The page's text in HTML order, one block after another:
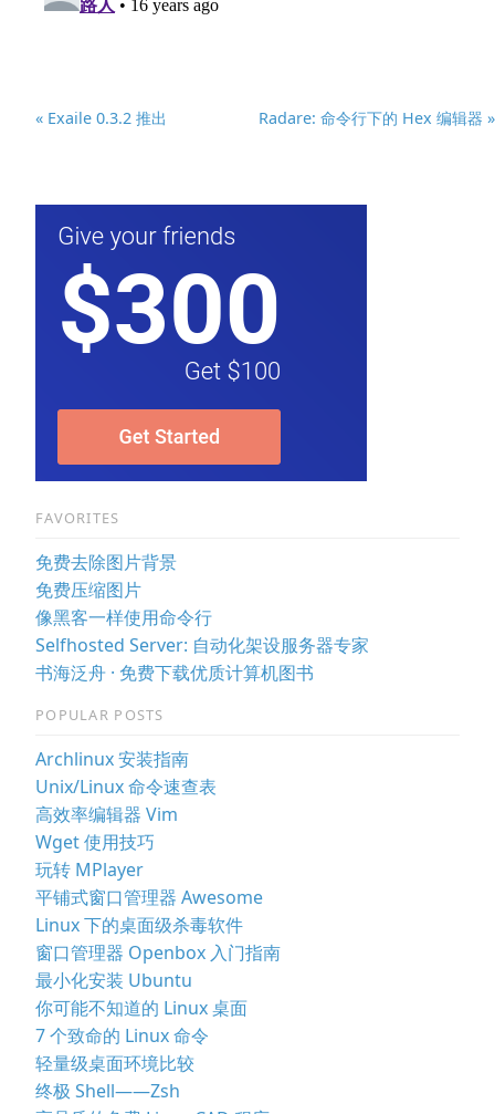
« Exaile 0.3.2 推出 Radare: 命令行下的 Hex 编辑器 »
FAVORITES
免费去除图片背景
免费压缩图片
像黑客一样使用命令行
Selfhosted Server: 自动化架设服务器专家
书海泛舟 · 免费下载优质计算机图书
POPULAR POSTS
Archlinux 安装指南
Unix/Linux 命令速查表
高效率编辑器 Vim
Wget 使用技巧
玩转 MPlayer
平铺式窗口管理器 Awesome
Linux 下的桌面级杀毒软件
窗口管理器 Openbox 入门指南
最小化安装 Ubuntu
你可能不知道的 Linux 桌面
7 个致命的 Linux 命令
轻量级桌面环境比较
终极 Shell——Zsh